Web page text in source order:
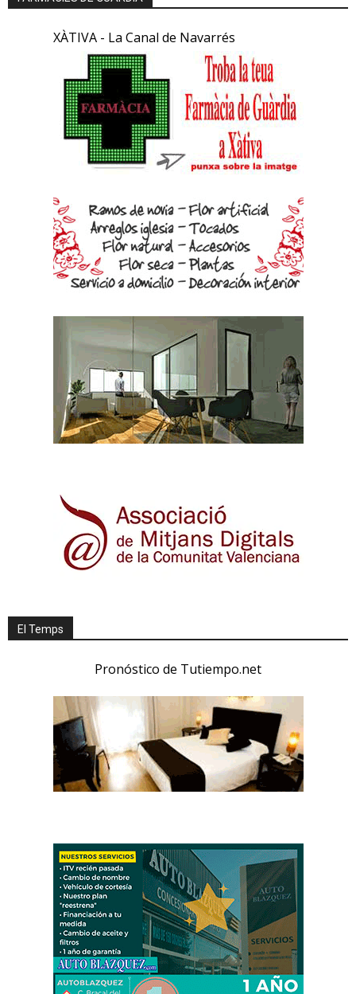
XÀTIVA - La Canal de Navarrés
El Temps
Pronóstico de Tutiempo.net